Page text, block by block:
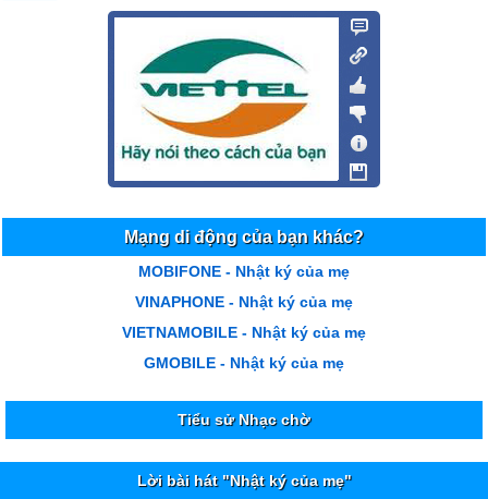
Mạng di động của bạn khác?
MOBIFONE - Nhật ký của mẹ
VINAPHONE - Nhật ký của mẹ
VIETNAMOBILE - Nhật ký của mẹ
GMOBILE - Nhật ký của mẹ
Tiểu sử Nhạc chờ
Lời bài hát "Nhật ký của mẹ"